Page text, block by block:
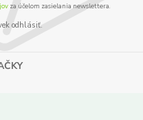
za účelom zasielania newslettera.
odhlásiť.